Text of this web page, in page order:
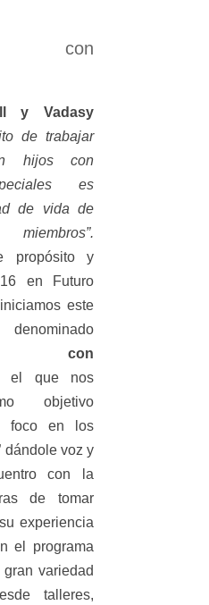
con
y Vadasy
de trabajar
hijos con
es
de vida de
propósito y
en Futuro
este
con
el que nos
objetivo
foco en los
dándole voz y
con la
de tomar
experiencia
el programa
variedad
talleres,